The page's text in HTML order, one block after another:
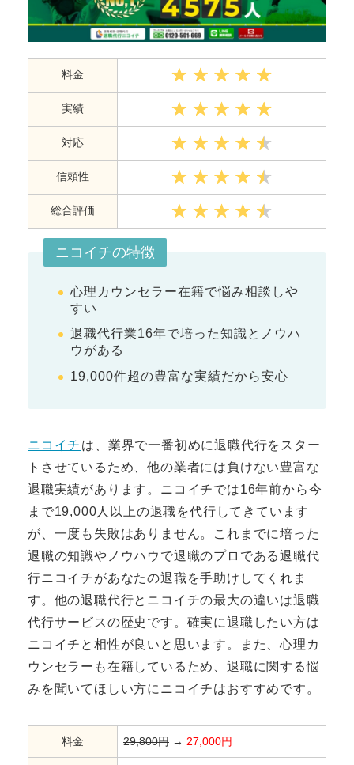
料金
実績
対応
信頼性
総合評価
ニコイチの特徴
心理カウンセラー在籍で悩み相談しや
すい
退職代行業16年で培った知識とノウハ
ウがある
19,000件超の豊富な実績だから安心
ニコイチ は、業界で一番初めに退職代行をスター
トさせているため、他の業者には負けない豊富な
退職実績があります。ニコイチでは16年前から今
まで19,000人以上の退職を代行してきています
が、一度も失敗はありません。これまでに培った
退職の知識やノウハウで退職のプロである退職代
行ニコイチがあなたの退職を手助けしてくれま
す。他の退職代行とニコイチの最大の違いは退職
代行サービスの歴史です。確実に退職したい方は
ニコイチと相性が良いと思います。また、心理カ
ウンセラーも在籍しているため、退職に関する悩
みを聞いてほしい方にニコイチはおすすめです。
料金 29,800円 → 27,000円